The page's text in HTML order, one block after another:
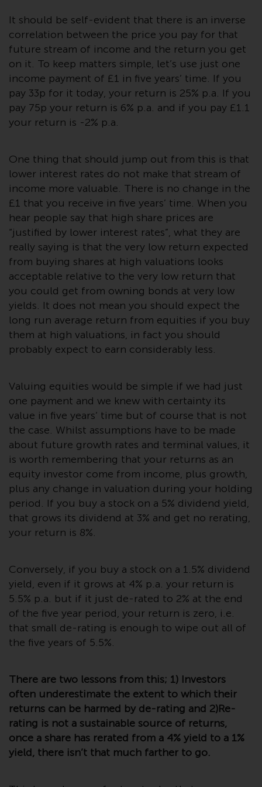
Verwaltungsvorschriften in Bezug
auf Organismen für gemeinsame
Anlagen in Wertpapieren
(UCITS/OGAW) (Richtlinie
2009/65/EG ) und die Richtlinie
über die Verwalter alternativer
Investmentfonds (Richtlinie
2011/61/EU) sowie die
Recht umgesetzt und dann beim
Austritt des Vereinigten
Königreichs aus der Europäischen
Union ersetzt haben; es kann
jedoch zusätzliche Anforderungen
oder Formalitäten geben, die Ihre
Anlage verbieten.
Dementsprechend sind Sie
verpflichtet, sich über solche
Einschränkungen zu informieren
und diese zu beachten. Auf dieser
Website erwähnte Produkte oder
Dienstleistungen sind nur für den
Vertrieb in jenen
Gerichtsbarkeiten bestimmt, in
Personen, denen das Anbieten
solcher Produkte und
Dienstleistungen gestattet ist.
Informationen für Anleger in der
Schweiz
Dies ist ein Werbedokument.
Die Informationen auf den
auf ausländische Organismen für
kollektive Kapitalanlagen, die von
RWC Asset Management LLP oder
einem ihrer verbundenen
Unternehmen verwaltet werden
(die „von Redwheel verwalteten
Fonds“). Einige der von Redwheel
dieser Website verwiesen wird,
wurden nicht von der
Eidgenössischen
Finanzmarktaufsicht („FINMA“)
zugelassen und Anleger genießen
daher nicht den vollen
It should be self-evident that there is an inverse
correlation between the price you pay for that
future stream of income and the return you get
on it. To keep matters simple, let’s use just one
income payment of £1 in five years’ time. If you
pay 33p for it today, your return is 25% p.a. If you
pay 75p your return is 6% p.a. and if you pay £1.1
your return is -2% p.a.
One thing that should jump out from this is that
lower interest rates do not make that stream of
income more valuable. There is no change in the
£1 that you receive in five years’ time. When you
hear people say that high share prices are
“justified by lower interest rates”, what they are
really saying is that the very low return expected
from buying shares at high valuations looks
acceptable relative to the very low return that
you could get from owning bonds at very low
yields. It does not mean you should expect the
long run average return from equities if you buy
them at high valuations, in fact you should
probably expect to earn considerably less.
Valuing equities would be simple if we had just
one payment and we knew with certainty its
value in five years’ time but of course that is not
the case. Whilst assumptions have to be made
about future growth rates and terminal values, it
is worth remembering that your returns as an
equity investor come from income, plus growth,
plus any change in valuation during your holding
period. If you buy a stock on a 5% dividend yield,
that grows its dividend at 3% and get no rerating,
your return is 8%.
Conversely, if you buy a stock on a 1.5% dividend
yield, even if it grows at 4% p.a. your return is
5.5% p.a. but if it just de-rated to 2% at the end
of the five year period, your return is zero, i.e.
that small de-rating is enough to wipe out all of
the five years of 5.5%.
There are two lessons from this; 1) Investors
often underestimate the extent to which their
returns can be harmed by de-rating and 2)Re-
rating is not a sustainable source of returns,
once a share has rerated from a 4% yield to a 1%
yield, there isn’t that much farther to go.